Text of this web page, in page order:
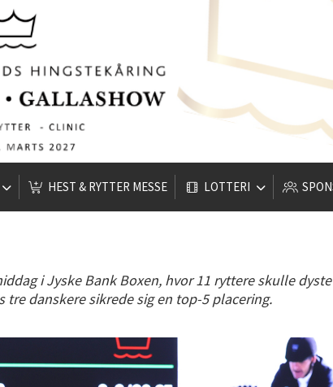
HEST & RYTTER MESSE LOTTERI
i Jyske Bank Boxen, hvor 11 ryttere skulle
danskere sikrede sig en top-5 placering.